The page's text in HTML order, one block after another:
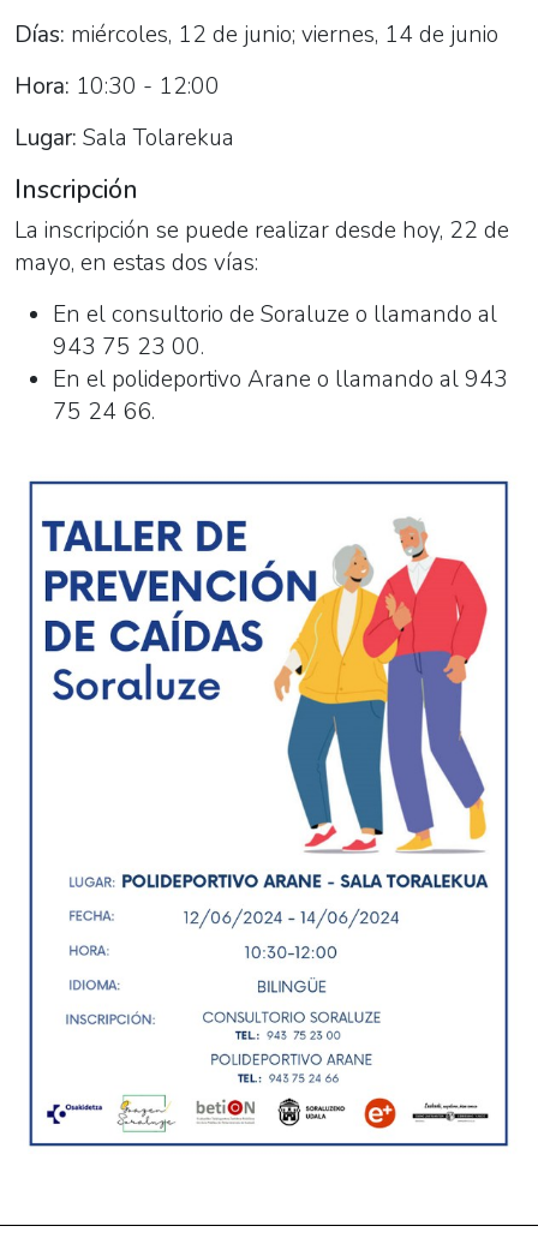
Días: miércoles, 12 de junio; viernes, 14 de junio
Hora: 10:30 - 12:00
Lugar: Sala Tolarekua
Inscripción
La inscripción se puede realizar desde hoy, 22 de
mayo, en estas dos vías:
En el consultorio de Soraluze o llamando al
943 75 23 00.
En el polideportivo Arane o llamando al943
75 24 66.